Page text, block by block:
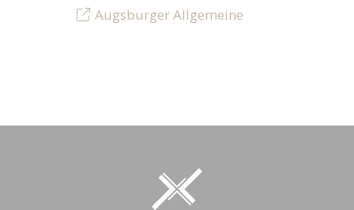
Augsburger Allgemeine